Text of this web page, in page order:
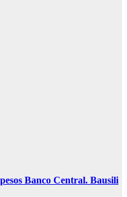
Banco Central. Bausili